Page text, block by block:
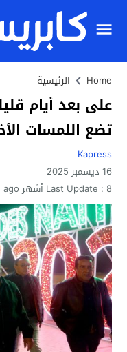
Home الرئيسية
على بعد أيام
تضع اللمسات
Kapress
16 ديسمبر 2025
Last Update : 8 أشهر ago